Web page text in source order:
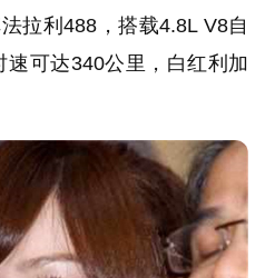
拉利488，搭载4.8L V8自
可达340公里，白红利加